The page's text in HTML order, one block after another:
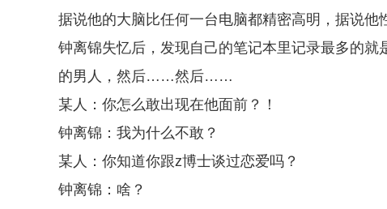
据说他的大脑比任何一台电脑都精密高明，据说他
钟离锦失忆后，发现自己的笔记本里记录最多的
的男人，然后……然后……
某人：你怎么敢出现在他面前？！
钟离锦：我为什么不敢？
某人：你知道你跟z博士谈过恋爱吗？
钟离锦：啥？